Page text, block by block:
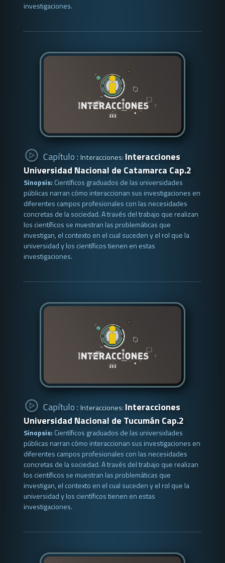
investigaciones.
Capítulo : Interacciones: Interacciones
Universidad Nacional de Catamarca Cap.2
Sinopsis: Científicos graduados de las universidades
públicas narran cómo interaccionan sus investigaciones en
diferentes campos profesionales con las necesidades
concretas de la sociedad. A través del trabajo que realizan
los científicos se muestran las problemáticas que
investigan, el contexto en el cual suceden y el rol que la
universidad y los científicos tienen en estas
investigaciones.
Capítulo : Interacciones: Interacciones
Universidad Nacional de Tucumán Cap.2
Sinopsis: Científicos graduados de las universidades
públicas narran cómo interaccionan sus investigaciones en
diferentes campos profesionales con las necesidades
concretas de la sociedad. A través del trabajo que realizan
los científicos se muestran las problemáticas que
investigan, el contexto en el cual suceden y el rol que la
universidad y los científicos tienen en estas
investigaciones.